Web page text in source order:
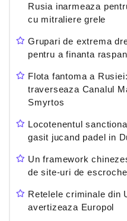
Rusia inarmeaza
cu mitraliere grele
Grupari de extrema
pentru a finanta
Flota fantoma a
traverseaza Canalul
Smyrtos
Locotenentul
gasit jucand padel in
Un framework
de site-uri de
Retelele criminale din
avertizeaza Europol